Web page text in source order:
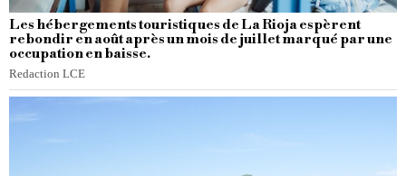
Les hébergements touristiques de La Rioja espèrent
rebondir en août après un mois de juillet marqué par une
occupation en baisse.
Redaction LCE